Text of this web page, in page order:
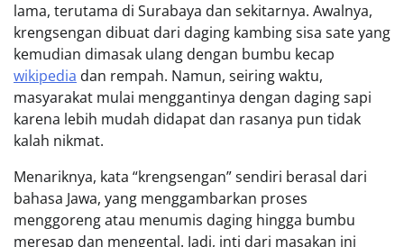
lama, terutama di Surabaya dan sekitarnya. Awalnya,
krengsengan dibuat dari daging kambing sisa sate yang
kemudian dimasak ulang dengan bumbu kecap
wikipedia dan rempah. Namun, seiring waktu,
masyarakat mulai menggantinya dengan daging sapi
karena lebih mudah didapat dan rasanya pun tidak
kalah nikmat.
Menariknya, kata “krengsengan” sendiri berasal dari
bahasa Jawa, yang menggambarkan proses
menggoreng atau menumis daging hingga bumbu
meresap dan mengental. Jadi, inti dari masakan ini